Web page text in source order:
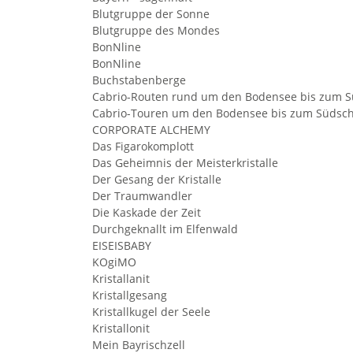
Blutgruppe der Sonne
Blutgruppe des Mondes
BonNline
BonNline
Buchstabenberge
Cabrio-Routen rund um den Bodensee bis zum
Cabrio-Touren um den Bodensee bis zum
CORPORATE ALCHEMY
Das Figarokomplott
Das Geheimnis der Meisterkristalle
Der Gesang der Kristalle
Der Traumwandler
Die Kaskade der Zeit
Durchgeknallt im Elfenwald
EISEISBABY
KOgiMO
Kristallanit
Kristallgesang
Kristallkugel der Seele
Kristallonit
Mein Bayrischzell